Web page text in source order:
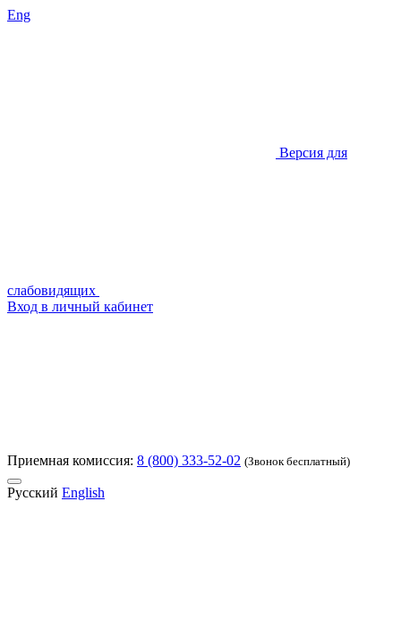
Eng
Версия для
слабовидящих
Вход в личный кабинет
Приемная комиссия: 8 (800) 333-52-02 (Звонок бесплатный)
Русский English